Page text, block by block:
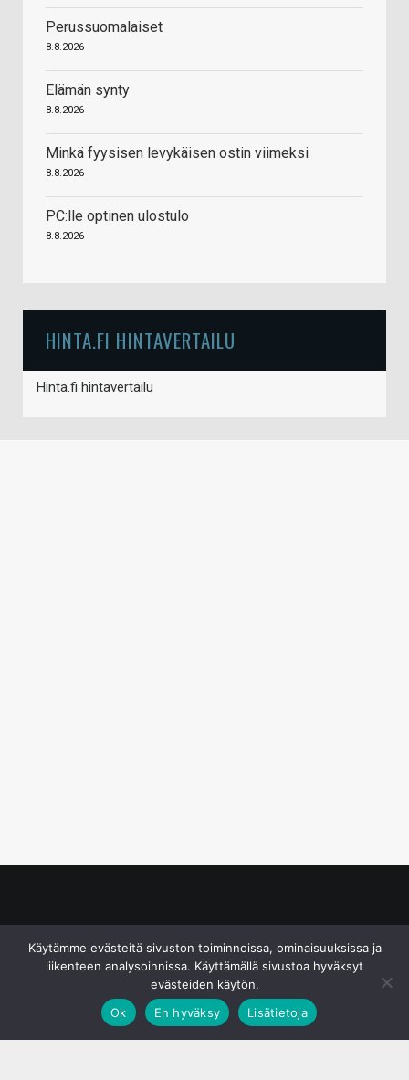
Perussuomalaiset
8.8.2026
Elämän synty
8.8.2026
Minkä fyysisen levykäisen ostin viimeksi
8.8.2026
PC:lle optinen ulostulo
8.8.2026
HINTA.FI HINTAVERTAILU
Hinta.fi hintavertailu
Käytämme evästeitä sivuston toiminnoissa, ominaisuuksissa ja
liikenteen analysoinnissa. Käyttämällä sivustoa hyväksyt
evästeiden käytön.
Ok
En hyväksy Lisätietoja